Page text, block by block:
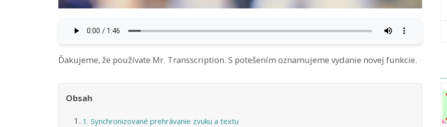
Ďakujeme, že používate Mr. Transscription. S potešením oznamujeme vydanie novej funkcie.
Obsah
1. Synchronizované prehrávanie zvuku a textu